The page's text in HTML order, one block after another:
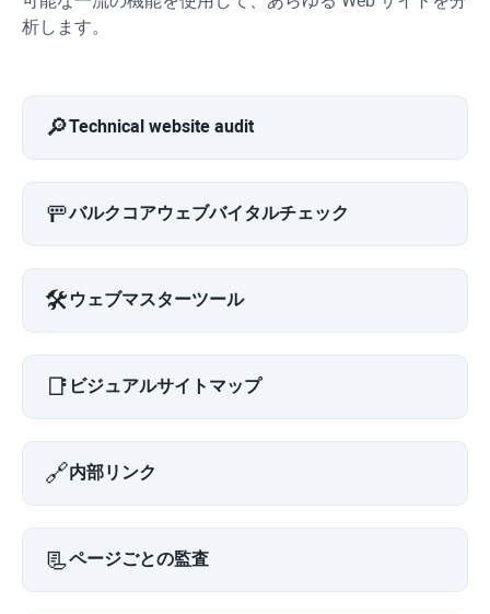
析します。
🔎Technical website audit
🚥バルクコアウェブバイタルチェック
🛠️ ウェブマスターツール
📑 ビジュアルサイトマップ
🔗内部リンク
📃ページごとの監査